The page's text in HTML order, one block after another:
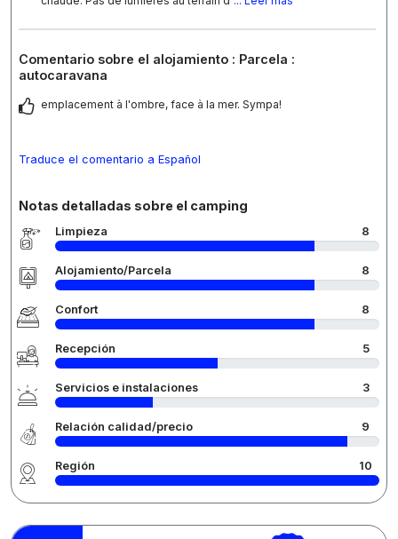
Comentario sobre el alojamiento : Parcela :
autocaravana
emplacement à l'ombre, face à la mer. Sympa!
Traduce el comentario a Español
Notas detalladas sobre el camping
Limpieza 8
Alojamiento/Parcela 8
Confort 8
Recepción 5
Servicios e instalaciones 3
Relación calidad/precio 9
Región 10